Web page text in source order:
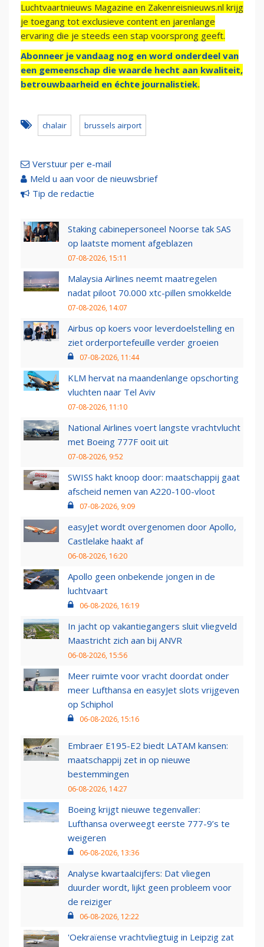
Luchtvaartnieuws Magazine en Zakenreisnieuws.nl krijg
je toegang tot exclusieve content en jarenlange
ervaring die je steeds een stap voorsprong geeft.
Abonneer je vandaag nog en word onderdeel van
een gemeenschap die waarde hecht aan kwaliteit,
betrouwbaarheid en échte journalistiek.
chalair brussels airport
Verstuur per e-mail
Meld u aan voor de nieuwsbrief
Tip de redactie
Staking cabinepersoneel Noorse tak SAS
op laatste moment afgeblazen
07-08-2026, 15:11
Malaysia Airlines neemt maatregelen
nadat piloot 70.000 xtc-pillen smokkelde
07-08-2026, 14:07
Airbus op koers voor leverdoelstelling en
ziet orderportefeuille verder groeien
07-08-2026, 11:44
KLM hervat na maandenlange opschorting
vluchten naar Tel Aviv
07-08-2026, 11:10
National Airlines voert langste vrachtvlucht
met Boeing 777F ooit uit
07-08-2026, 9:52
SWISS hakt knoop door: maatschappij gaat
afscheid nemen van A220-100-vloot
07-08-2026, 9:09
easyJet wordt overgenomen door Apollo,
Castlelake haakt af
06-08-2026, 16:20
Apollo geen onbekende jongen in de
luchtvaart
06-08-2026, 16:19
In jacht op vakantiegangers sluit vliegveld
Maastricht zich aan bij ANVR
06-08-2026, 15:56
Meer ruimte voor vracht doordat onder
meer Lufthansa en easyJet slots vrijgeven
op Schiphol
06-08-2026, 15:16
Embraer E195-E2 biedt LATAM kansen:
maatschappij zet in op nieuwe
bestemmingen
06-08-2026, 14:27
Boeing krijgt nieuwe tegenvaller:
Lufthansa overweegt eerste 777-9’s te
weigeren
06-08-2026, 13:36
Analyse kwartaalcijfers: Dat vliegen
duurder wordt, lijkt geen probleem voor
de reiziger
06-08-2026, 12:22
'Oekraïense vrachtvliegtuig in Leipzig zat